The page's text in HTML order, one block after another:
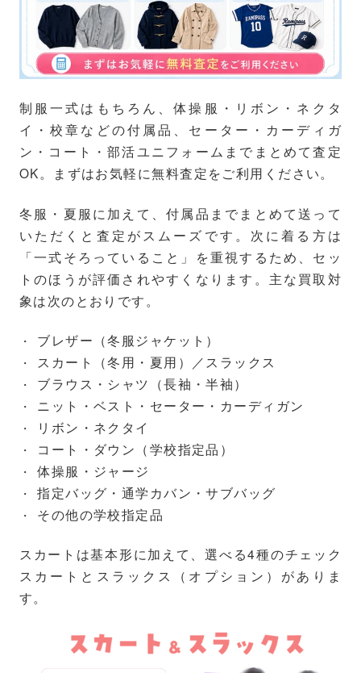
制服一式はもちろん、体操服・リボン・ネクタ
イ・校章などの付属品、セーター・カーディガ
ン・コート・部活ユニフォームまでまとめて査定
OK。まずはお気軽に無料査定をご利用ください。
冬服・夏服に加えて、付属品までまとめて送って
いただくと査定がスムーズです。次に着る方は
「一式そろっていること」を重視するため、セッ
トのほうが評価されやすくなります。主な買取対
象は次のとおりです。
ブレザー（冬服ジャケット）
スカート（冬用・夏用）／スラックス
ブラウス・シャツ（長袖・半袖）
ニット・ベスト・セーター・カーディガン
リボン・ネクタイ
コート・ダウン（学校指定品）
体操服・ジャージ
指定バッグ・通学カバン・サブバッグ
その他の学校指定品
スカートは基本形に加えて、選べる4種のチェック
スカートとスラックス（オプション）がありま
す。